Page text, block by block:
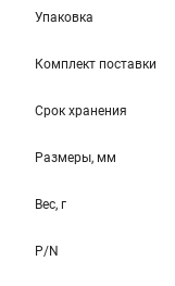
Упаковка
Комплект поставки
Срок хранения
Размеры, мм
Вес, г
P/N